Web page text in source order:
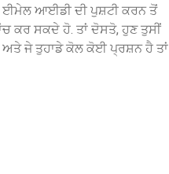
ਈਮੇਲ ਆਈਡੀ ਦੀ ਪੁਸ਼ਟੀ ਕਰਨ ਤੋਂ
ਕਰ ਸਕਦੇ ਹੋ. ਤਾਂ ਦੋਸਤੋ, ਹੁਣ ਤੁਸੀਂ
ਅਤੇ ਜੇ ਤੁਹਾਡੇ ਕੋਲ ਕੋਈ ਪ੍ਰਸ਼ਨ ਹੈ ਤਾਂ